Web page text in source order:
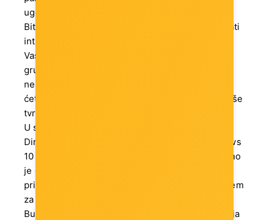
ugodan i siguran način uspješno dovršen. S
BitLocker funkcijom možete šifrirati, slati i primati
interne tvrde diskove i externe USB diskove po
Vašoj želji. Local Group Policy (politika mjesnih
grupa) Vam nudi mogućnost konfiguriranja
nekoliko svojstava u samo jednom kliku – imat
ćete pod kontrolom svojstva svih korisnika iz vaše
tvrtke.
U slučaju da Vaša tvrtka koristi Azure Active
Directory, možete odrediti da se svi vaši Windows
10 Pro uređaji direktno prijave na Azure. Dovoljno
je da u postavkama izaberete opciju Ovaj uređaj
pripada mojoj organizaciji. S Windows ažuriranjem
za poduzetnike (stavka Windows Update for
Business) si možete prilagoditi vrijeme ažuriranja